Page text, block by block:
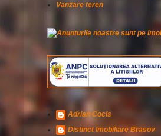
Vanzare teren
Adrian Cocis
Distinct Imobiliare Brasov